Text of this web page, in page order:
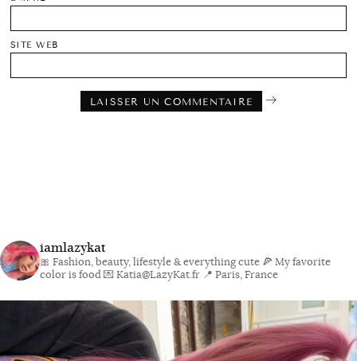
SITE WEB
iamlazykat
🎀 Fashion, beauty, lifestyle & everything cute 🍕 My favorite
color is food💌 Katia@LazyKat.fr 📍 Paris, France